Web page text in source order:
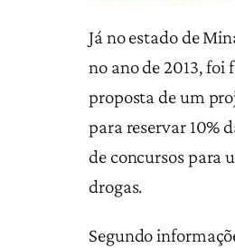
Já no estado de
no ano de 2013, foi
proposta de um
para reservar 10%
de concursos para
drogas.
Segundo